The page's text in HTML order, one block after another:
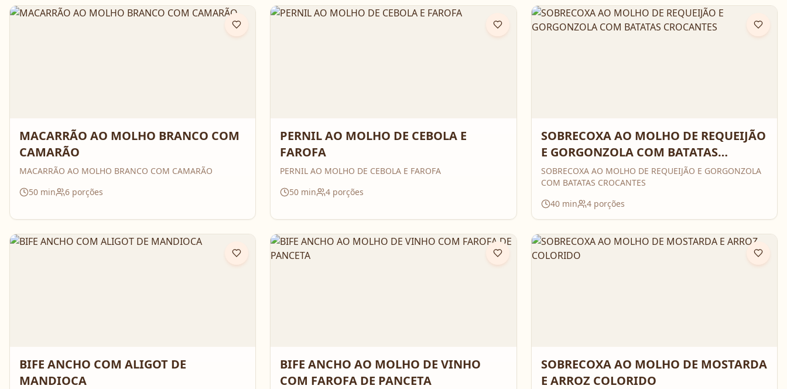
MACARRÃO AO MOLHO BRANCO COM
CAMARÃO
MACARRÃO AO MOLHO BRANCO COM CAMARÃO
50 min 6 porções
PERNIL AO MOLHO DE CEBOLA E
FAROFA
PERNIL AO MOLHO DE CEBOLA E FAROFA
50 min 4 porções
SOBRECOXA AO MOLHO DE REQUEIJÃO
E GORGONZOLA COM BATATAS
CROCANTES
SOBRECOXA AO MOLHO DE REQUEIJÃO E GORGONZOLA
COM BATATAS CROCANTES
40min 4porções
BIFE ANCHO COM ALIGOT DE
MANDIOCA
BIFE ANCHO AO MOLHO DE VINHO
COM FAROFA DE PANCETA
SOBRECOXA AO MOLHO DE MOSTARDA
E ARROZ COLORIDO